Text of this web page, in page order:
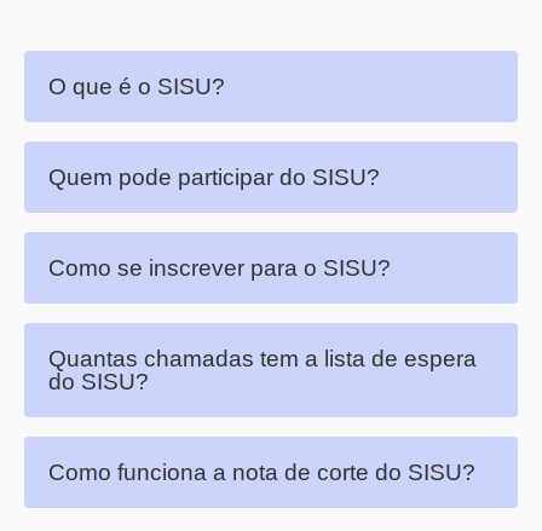
O que é o SISU?
Quem pode participar do SISU?
Como se inscrever para o SISU?
Quantas chamadas tem a lista de espera
do SISU?
Como funciona a nota de corte do SISU?